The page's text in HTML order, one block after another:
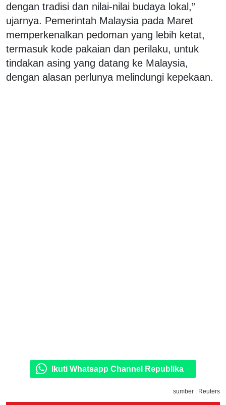
dengan tradisi dan nilai-nilai budaya lokal,”
ujarnya. Pemerintah Malaysia pada Maret
memperkenalkan pedoman yang lebih ketat,
termasuk kode pakaian dan perilaku, untuk
tindakan asing yang datang ke Malaysia,
dengan alasan perlunya melindungi kepekaan.
Ikuti Whatsapp Channel Republika
sumber : Reuters